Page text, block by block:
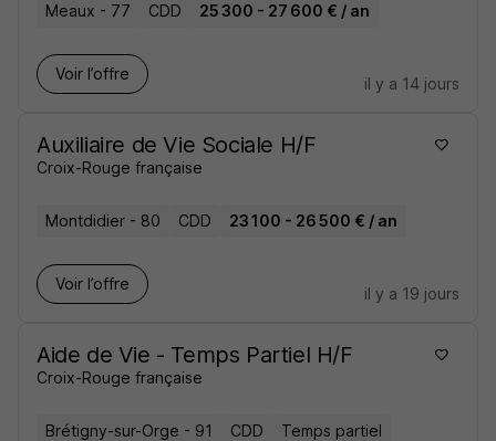
Meaux - 77 CDD 25 300 - 27 600 € / an
Voir l’offre
il y a 14 jours
Auxiliaire de Vie Sociale H/F
Croix-Rouge française
Montdidier - 80 CDD 23 100 - 26 500 € / an
Voir l’offre
il y a 19 jours
Aide de Vie - Temps Partiel H/F
Croix-Rouge française
Brétigny-sur-Orge - 91 CDD
Temps partiel